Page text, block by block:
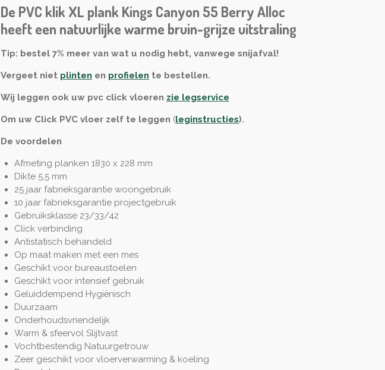
De PVC klik XL plank Kings Canyon 55 Berry Alloc
heeft een natuurlijke warme bruin-grijze uitstraling
Tip: bestel 7% meer van wat u nodig hebt, vanwege snijafval!
Vergeet niet plinten en profielen te bestellen.
Wij leggen ook uw pvc click vloeren zie legservice
Om uw Click PVC vloer zelf te leggen (leginstructies).
De voordelen
Afmeting planken 1830 x 228 mm
Dikte 5,5 mm
25 jaar fabrieksgarantie woongebruik
10 jaar fabrieksgarantie projectgebruik
Gebruiksklasse 23/33/42
Click verbinding
Antistatisch behandeld
Op maat maken met een mes
Geschikt voor bureaustoelen
Geschikt voor intensief gebruik
Geluiddempend Hygiënisch
Duurzaam
Onderhoudsvriendelijk
Warm & sfeervol Slijtvast
Vochtbestendig Natuurgetrouw
Zeer geschikt voor vloerverwarming & koeling